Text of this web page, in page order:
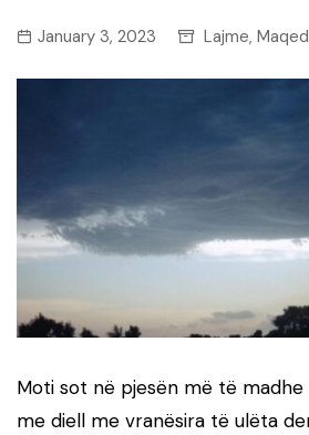
January 3, 2023 Lajme,
Moti sot në pjesën më të
me diell me vranësira të ulëta